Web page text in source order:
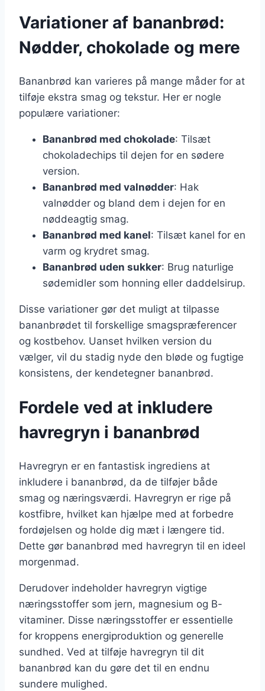
Variationer af bananbrød:
Nødder, chokolade og mere
Bananbrød kan varieres på mange måder for at
tilføje ekstra smag og tekstur. Her er nogle
populære variationer:
Bananbrød med chokolade: Tilsæt
chokoladechips til dejen for en sødere
version.
Bananbrød med valnødder: Hak
valnødder og bland dem i dejen for en
nøddeagtig smag.
Bananbrød med kanel: Tilsæt kanel for en
varm og krydret smag.
Bananbrød uden sukker: Brug naturlige
sødemidler som honning eller daddelsirup.
Disse variationer gør det muligt at tilpasse
bananbrødet til forskellige smagspræferencer
og kostbehov. Uanset hvilken version du
vælger, vil du stadig nyde den bløde og fugtige
konsistens, der kendetegner bananbrød.
Fordele ved at inkludere
havregryn i bananbrød
Havregryn er en fantastisk ingrediens at
inkludere i bananbrød, da de tilføjer både
smag og næringsværdi. Havregryn er rige på
kostfibre, hvilket kan hjælpe med at forbedre
fordøjelsen og holde dig mæt i længere tid.
Dette gør bananbrød med havregryn til en ideel
morgenmad.
Derudover indeholder havregryn vigtige
næringsstoffer som jern, magnesium og B-
vitaminer. Disse næringsstoffer er essentielle
for kroppens energiproduktion og generelle
sundhed. Ved at tilføje havregryn til dit
bananbrød kan du gøre det til en endnu
sundere mulighed.